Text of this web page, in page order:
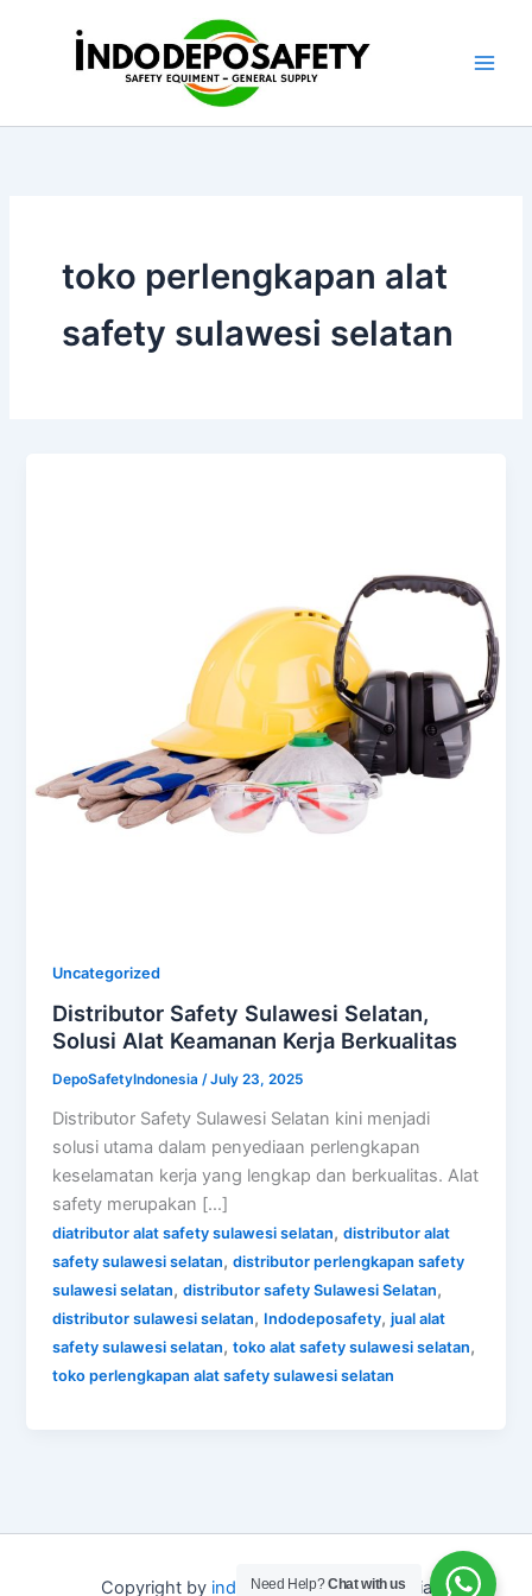
toko perlengkapan alat
safety sulawesi selatan
Uncategorized
Distributor Safety Sulawesi Selatan,
Solusi Alat Keamanan Kerja Berkualitas
DepoSafetyIndonesia/July 23, 2025
Distributor Safety Sulawesi Selatan kini menjadi
solusi utama dalam penyediaan perlengkapan
keselamatan kerja yang lengkap dan berkualitas. Alat
safety merupakan […]
diatributor alat safety sulawesi selatan,distributor alat
safety sulawesi selatan,distributor perlengkapan safety
sulawesi selatan,distributor safety Sulawesi Selatan,
distributor sulawesi selatan, Indodeposafety,jual alat
safety sulawesi selatan,toko alat safety sulawesi selatan,
toko perlengkapan alat safety sulawesi selatan
Copyright by indo depo safetyIndonesia
Need Help?Chat with us